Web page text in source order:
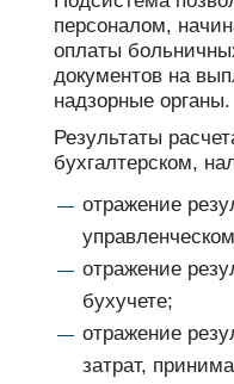
персоналом,
оплаты
документов на
надзорные органы.
Результаты
бухгалтерском,
отражение
отражение
бухучете;
отражение
затрат,